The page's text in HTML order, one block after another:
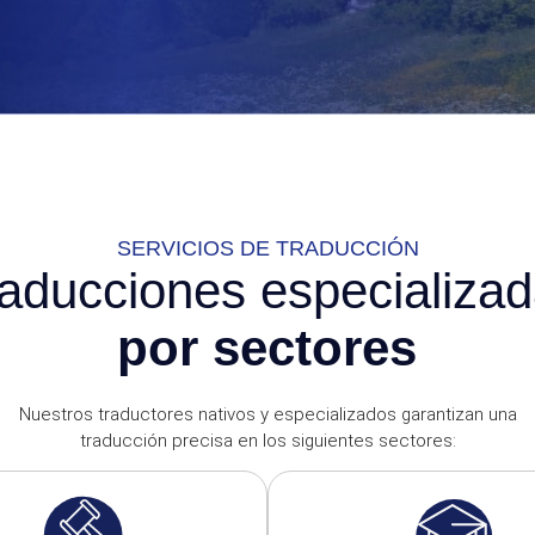
SERVICIOS DE TRADUCCIÓN
por sectores
Nuestros traductores nativos y especializados garantizan una
traducción precisa en los siguientes sectores: